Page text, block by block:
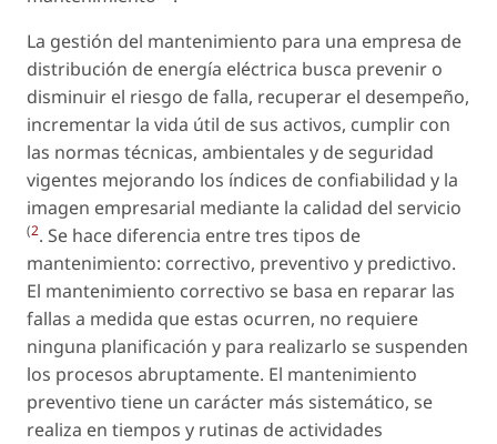
La gestión del mantenimiento para una empresa de
distribución de energía eléctrica busca prevenir o
disminuir el riesgo de falla, recuperar el desempeño,
incrementar la vida útil de sus activos, cumplir con
las normas técnicas, ambientales y de seguridad
vigentes mejorando los índices de confiabilidad y la
imagen empresarial mediante la calidad del servicio
(2. Se hace diferencia entre tres tipos de
mantenimiento: correctivo, preventivo y predictivo.
El mantenimiento correctivo se basa en reparar las
fallas a medida que estas ocurren, no requiere
ninguna planificación y para realizarlo se suspenden
los procesos abruptamente. El mantenimiento
preventivo tiene un carácter más sistemático, se
realiza en tiempos y rutinas de actividades